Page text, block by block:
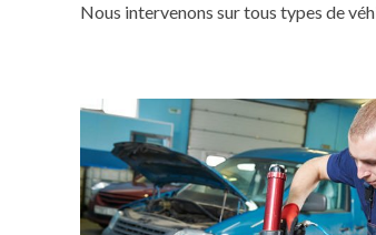
Nous intervenons sur tous types de